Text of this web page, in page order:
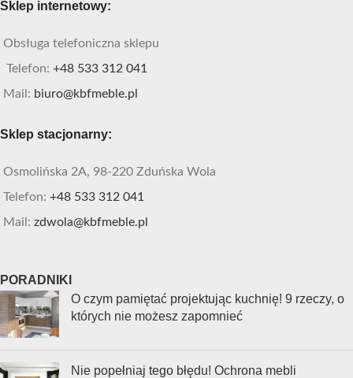
Sklep internetowy:
Obsługa telefoniczna sklepu
Telefon: +48 533 312 041
Mail: biuro@kbfmeble.pl
Sklep stacjonarny:
Osmolińska 2A, 98-220 Zduńska Wola
Telefon: +48 533 312 041
Mail: zdwola@kbfmeble.pl
PORADNIKI
O czym pamiętać projektując kuchnię! 9 rzeczy, o
których nie możesz zapomnieć
Nie popełniaj tego błędu! Ochrona mebli